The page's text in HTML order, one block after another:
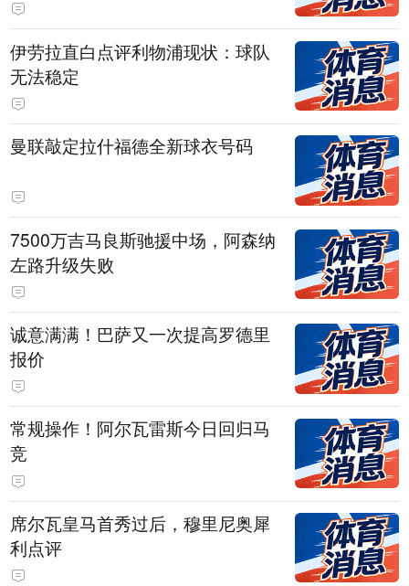
伊劳拉直白点评利物浦现状：球队
无法稳定
曼联敲定拉什福德全新球衣号码
7500万吉马良斯驰援中场，阿森纳
左路升级失败
诚意满满！巴萨又一次提高罗德里
报价
常规操作！阿尔瓦雷斯今日回归马
竞
席尔瓦皇马首秀过后，穆里尼奥犀
利点评